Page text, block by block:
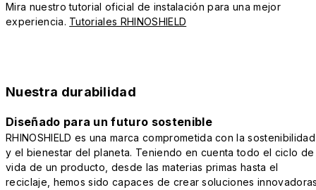
Mira nuestro tutorial oficial de instalación para una mejor
experiencia. Tutoriales RHINOSHIELD
Nuestra durabilidad
Diseñado para un futuro sostenible
RHINOSHIELD es una marca comprometida con la sostenibilidad
y el bienestar del planeta. Teniendo en cuenta todo el ciclo de
vida de un producto, desde las materias primas hasta el
reciclaje, hemos sido capaces de crear soluciones